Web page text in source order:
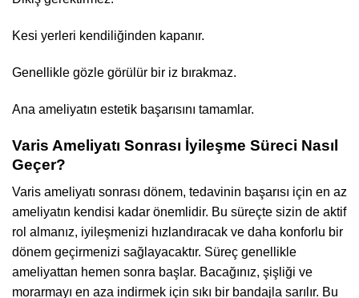
Kesi yerleri kendiliğinden kapanır.
Genellikle gözle görülür bir iz bırakmaz.
Ana ameliyatın estetik başarısını tamamlar.
Varis Ameliyatı Sonrası İyileşme Süreci Nasıl
Geçer?
Varis ameliyatı sonrası dönem, tedavinin başarısı için en az
ameliyatın kendisi kadar önemlidir. Bu süreçte sizin de aktif
rol almanız, iyileşmenizi hızlandıracak ve daha konforlu bir
dönem geçirmenizi sağlayacaktır. Süreç genellikle
ameliyattan hemen sonra başlar. Bacağınız, şişliği ve
morarmayı en aza indirmek için sıkı bir bandajla sarılır. Bu